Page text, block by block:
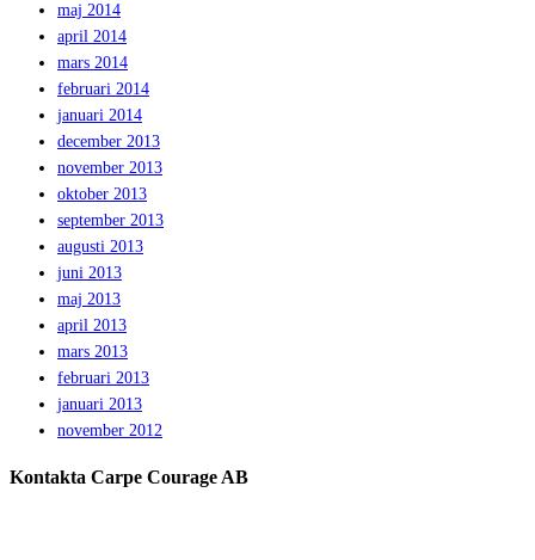
maj 2014
april 2014
mars 2014
februari 2014
januari 2014
december 2013
november 2013
oktober 2013
september 2013
augusti 2013
juni 2013
maj 2013
april 2013
mars 2013
februari 2013
januari 2013
november 2012
Kontakta Carpe Courage AB